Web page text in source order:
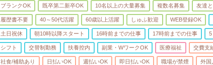
ブランクOK 既卒第二新卒OK 10名以上の大量募集 複数名募集 友達
履歴書不要 40～50代活躍 60歳以上活躍 しゅふ歓迎 WEB登録OK
土日祝休 朝10時以降スタート 16時前までの仕事 17時前までの仕事 5
シフト 交替制勤務 扶養控内 副業・WワークOK 医療福祉 交費支
社食/補助あり 日払いOK 週払いOK 即日払いOK 職場が禁煙 外国